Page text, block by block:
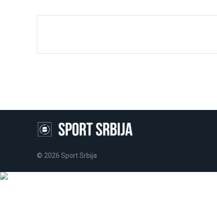
© 2026 Sport Srbija